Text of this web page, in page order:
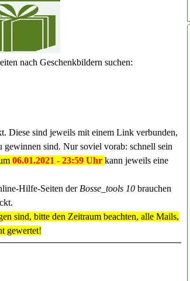
nach Geschenkbildern suchen:
Diese sind jeweils mit einem Link verbunden,
sind. Nur soviel vorab: schnell sein
06.01.2021 - 23:59 Uhr kann jeweils eine
Hilfe-Seiten derBosse_tools 10 brauchen
sind, bitte den Zeitraum beachten, alle Mails,
gewertet!